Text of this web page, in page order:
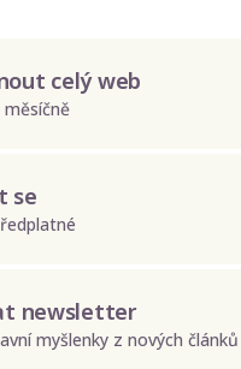
celý web
měsíčně
se
newsletter
myšlenky z nových článků